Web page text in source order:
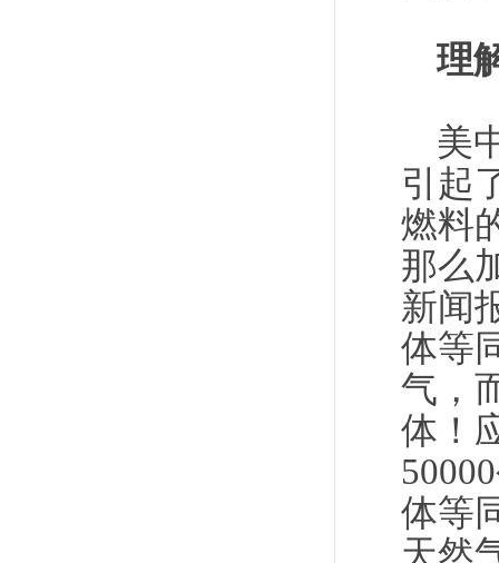
理
美
引起
燃料
那么
新闻
体等
气，
体！
体等
天然